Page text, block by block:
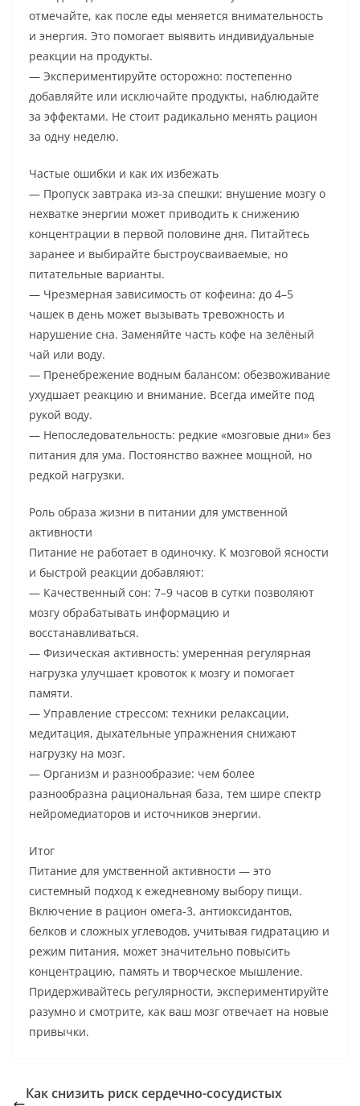
отмечайте, как после еды меняется внимательность
и энергия. Это помогает выявить индивидуальные
реакции на продукты.
— Экспериментируйте осторожно: постепенно
добавляйте или исключайте продукты, наблюдайте
за эффектами. Не стоит радикально менять рацион
за одну неделю.
Частые ошибки и как их избежать
— Пропуск завтрака из-за спешки: внушение мозгу о
нехватке энергии может приводить к снижению
концентрации в первой половине дня. Питайтесь
заранее и выбирайте быстроусваиваемые, но
питательные варианты.
— Чрезмерная зависимость от кофеина: до 4–5
чашек в день может вызывать тревожность и
нарушение сна. Заменяйте часть кофе на зелёный
чай или воду.
— Пренебрежение водным балансом: обезвоживание
ухудшает реакцию и внимание. Всегда имейте под
рукой воду.
— Непоследовательность: редкие «мозговые дни» без
питания для ума. Постоянство важнее мощной, но
редкой нагрузки.
Роль образа жизни в питании для умственной
активности
Питание не работает в одиночку. К мозговой ясности
и быстрой реакции добавляют:
— Качественный сон: 7–9 часов в сутки позволяют
мозгу обрабатывать информацию и
восстанавливаться.
— Физическая активность: умеренная регулярная
нагрузка улучшает кровоток к мозгу и помогает
памяти.
— Управление стрессом: техники релаксации,
медитация, дыхательные упражнения снижают
нагрузку на мозг.
— Организм и разнообразие: чем более
разнообразна рациональная база, тем шире спектр
нейромедиаторов и источников энергии.
Итог
Питание для умственной активности — это
системный подход к ежедневному выбору пищи.
Включение в рацион омега-3, антиоксидантов,
белков и сложных углеводов, учитывая гидратацию и
режим питания, может значительно повысить
концентрацию, память и творческое мышление.
Придерживайтесь регулярности, экспериментируйте
разумно и смотрите, как ваш мозг отвечает на новые
привычки.
Как снизить риск сердечно-сосудистых